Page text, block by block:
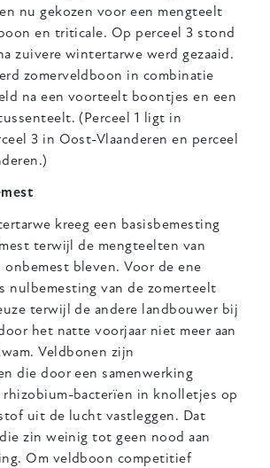
nu gekozen voor een mengteelt
en triticale. Op perceel 3 stond
zuivere wintertarwe werd gezaaid.
zomerveldboon in combinatie
na een voorteelt boontjes en een
(Perceel 1 ligt in
3 in Oost-Vlaanderen en perceel
kreeg een basisbemesting
terwijl de mengteelten van
onbemest bleven. Voor de ene
nulbemesting van de zomerteelt
terwijl de andere landbouwer bij
het natte voorjaar niet meer aan
Veldbonen zijn
die door een samenwerking
rhizobium-bacterïen in knolletjes op
uit de lucht vastleggen. Dat
zin weinig tot geen nood aan
Om veldboon competitief